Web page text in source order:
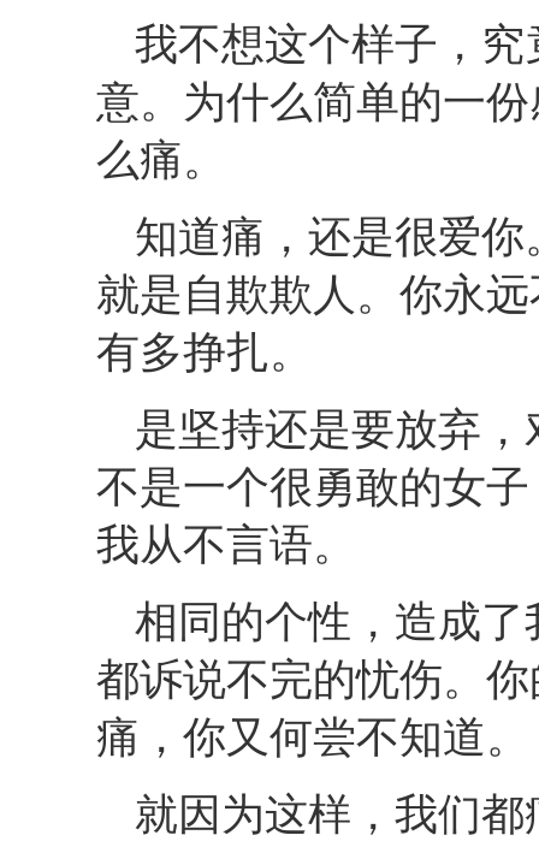
我不想这个样子，
意。为什么简单的一
么痛。
知道痛，还是很爱
就是自欺欺人。你永
有多挣扎。
是坚持还是要放弃
不是一个很勇敢的女
我从不言语。
相同的个性，造成
都诉说不完的忧伤。
痛，你又何尝不知道。
就因为这样，我们